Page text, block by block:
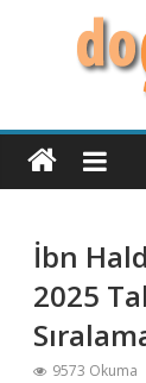
İbn
2025
9573 Okuma